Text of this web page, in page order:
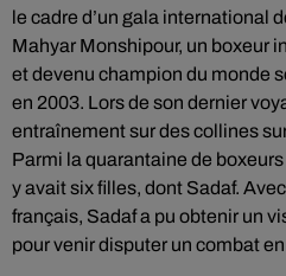
le cadre d’un gala international
Mahyar Monshipour, un boxeur
et devenu champion du monde
en 2003. Lors de son dernier
entraînement sur des collines
Parmi la quarantaine de
y avait six filles, dont Sadaf.
français, Sadaf a pu obtenir un
pour venir disputer un combat